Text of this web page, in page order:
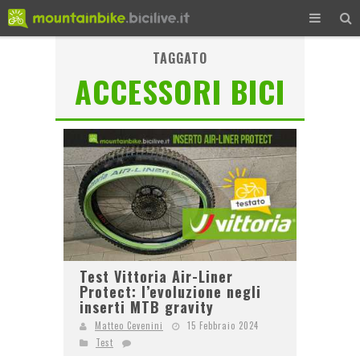
TAGGATO
ACCESSORI BICI
Test Vittoria Air-Liner
Protect: l’evoluzione negli
inserti MTB gravity
Matteo Cevenini
15 Febbraio 2024
Test